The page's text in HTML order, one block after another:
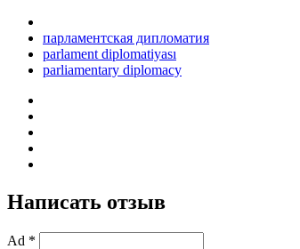
парламентская дипломатия
parlament diplomatiyası
parliamentary diplomacy
Написать отзыв
Ad *